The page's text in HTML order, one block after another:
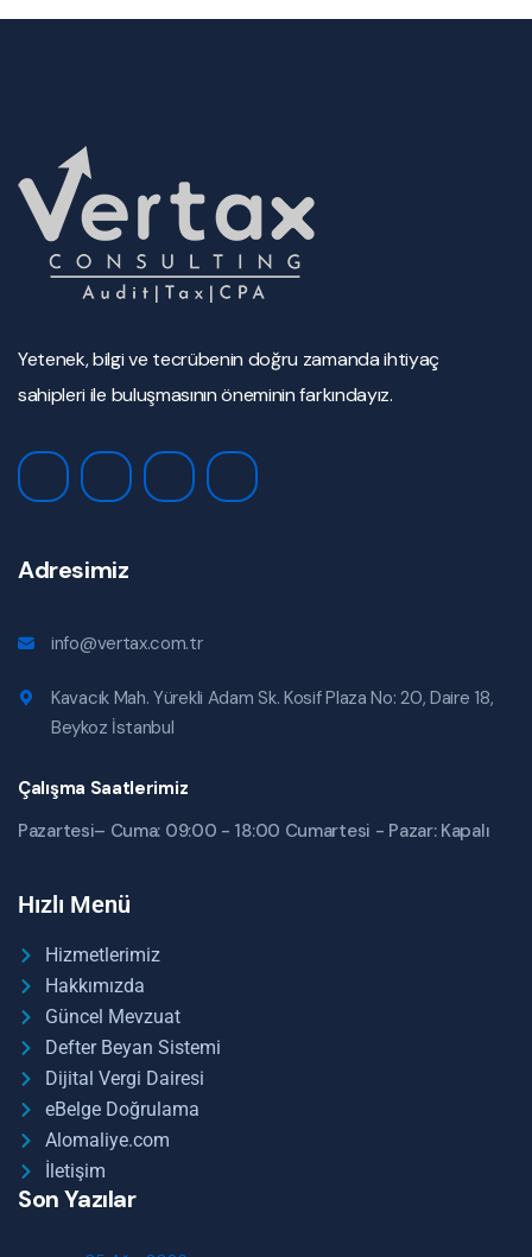
Yetenek, bilgi ve tecrübenin doğru zamanda ihtiyaç
sahipleri ile buluşmasının öneminin farkındayız.
Adresimiz
info@vertax.com.tr
Kavacık Mah. Yürekli Adam Sk. Kosif Plaza No: 20, Daire 18,
Beykoz İstanbul
Çalışma Saatlerimiz
Pazartesi– Cuma: 09:00 - 18:00 Cumartesi - Pazar: Kapalı
Hızlı Menü
Hizmetlerimiz
Hakkımızda
Güncel Mevzuat
Defter Beyan Sistemi
Dijital Vergi Dairesi
eBelge Doğrulama
Alomaliye.com
İletişim
Son Yazılar